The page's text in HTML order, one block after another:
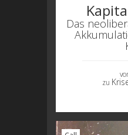
Das
zu